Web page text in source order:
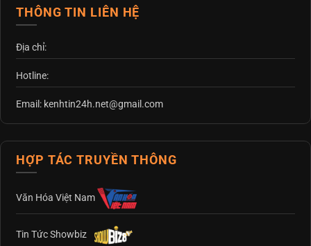
THÔNG TIN LIÊN HỆ
Địa chỉ:
Hotline:
Email: kenhtin24h.net@gmail.com
HỢP TÁC TRUYỀN THÔNG
Văn Hóa Việt Nam
Tin Tức Showbiz